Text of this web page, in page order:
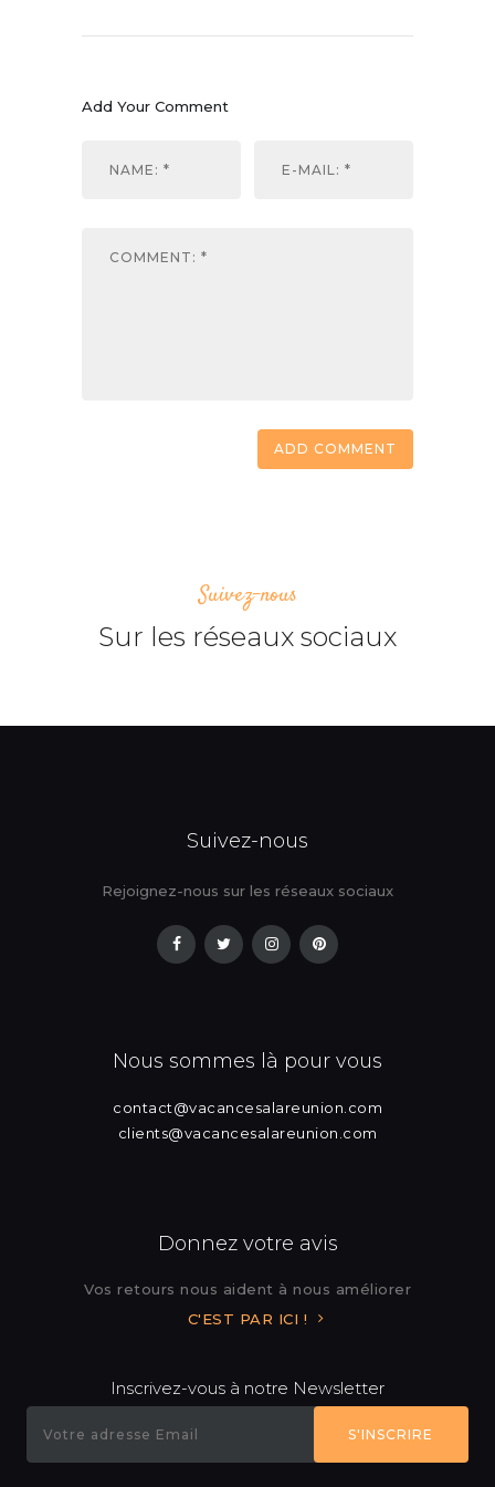
Add Your Comment
Suivez-nous
Sur les réseaux sociaux
Suivez-nous
Rejoignez-nous sur les réseaux sociaux
Nous sommes là pour vous
contact@vacancesalareunion.com
clients@vacancesalareunion.com
Donnez votre avis
Vos retours nous aident à nous améliorer
C'EST PAR ICI !
Inscrivez-vous à notre Newsletter